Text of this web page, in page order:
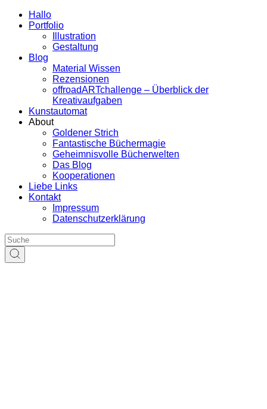
Hallo
Portfolio
Illustration
Gestaltung
Blog
Material Wissen
Rezensionen
offroadARTchallenge – Überblick der
Kreativaufgaben
Kunstautomat
About
Goldener Strich
Fantastische Büchermagie
Geheimnisvolle Bücherwelten
Das Blog
Kooperationen
Liebe Links
Kontakt
Impressum
Datenschutzerklärung